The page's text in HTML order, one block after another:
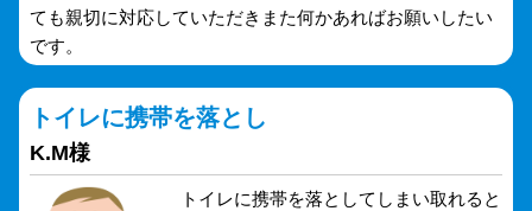
ても親切に対応していただきまた何かあればお願いしたい
です。
トイレに携帯を落とし
K.M様
トイレに携帯を落としてしまい取れると